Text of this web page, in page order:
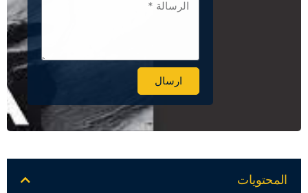
ارسال
Alternative:
المحتويات